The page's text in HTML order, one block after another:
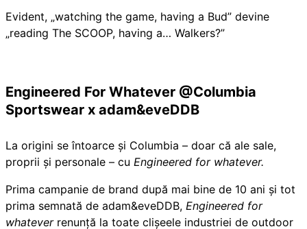
Evident, „watching the game, having a Bud” devine
„reading The SCOOP, having a… Walkers?”
Engineered For Whatever @Columbia
Sportswear x adam&eveDDB
La origini se întoarce și Columbia – doar că ale sale,
proprii și personale – cu Engineered for whatever.
Prima campanie de brand după mai bine de 10 ani și tot
prima semnată de adam&eveDDB, Engineered for
whatever renunță la toate clișeele industriei de outdoor